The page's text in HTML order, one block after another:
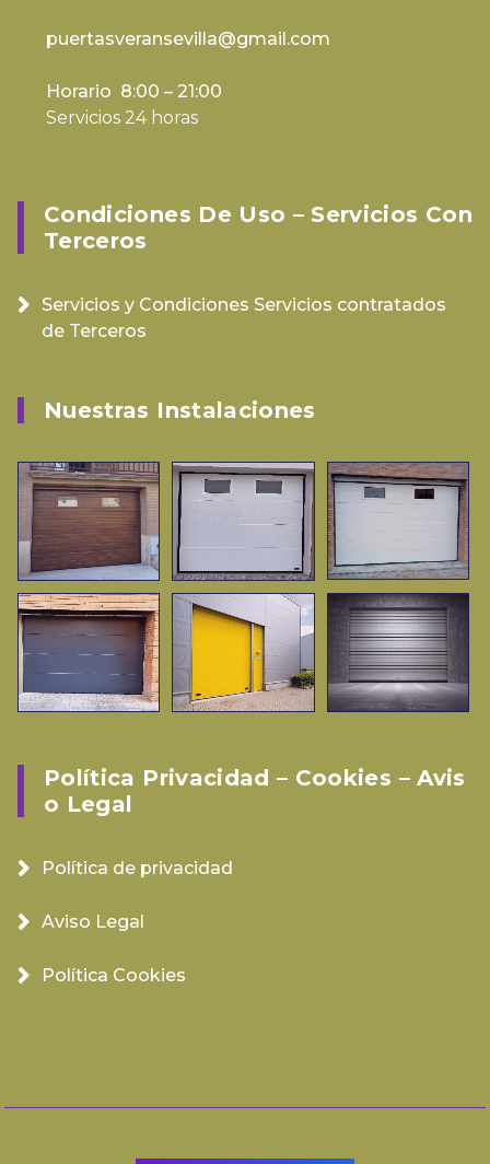
puertasveransevilla@gmail.com
Horario 8:00 – 21:00
Servicios 24 horas
Condiciones De Uso – Servicios Con
Terceros
Servicios y Condiciones Servicios contratados
de Terceros
Nuestras Instalaciones
Política Privacidad – Cookies – Avis
O Legal
Política de privacidad
Aviso Legal
Política Cookies